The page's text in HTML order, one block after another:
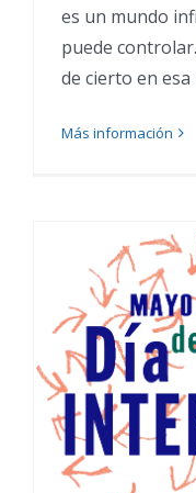
es un mundo
puede
de cierto en esa
Más información
Ya